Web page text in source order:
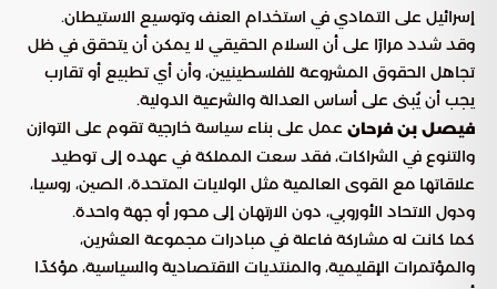
إسرائيل على التمادي في استخدام العنف وتوسيع الاستيطان.
وقد شدد مرارًا على أن السلام الحقيقي لا يمكن أن يتحقق في ظل
تجاهل الحقوق المشروعة للفلسطينيين، وأن أي تطبيع أو تقارب
يجب أن يُبنى على أساس العدالة والشرعية الدولية.
فيصل بن فرحان عمل على بناء سياسة خارجية تقوم على التوازن
والتنوع في الشراكات، فقد سعت المملكة في عهده إلى توطيد
علاقاتها مع القوى العالمية مثل الولايات المتحدة، الصين، روسيا،
ودول الاتحاد الأوروبي، دون الارتهان إلى محور أو جهة واحدة.
كما كانت له مشاركة فاعلة في مبادرات مجموعة العشرين،
والمؤتمرات الإقليمية، والمنتديات الاقتصادية والسياسية، مؤكدًا